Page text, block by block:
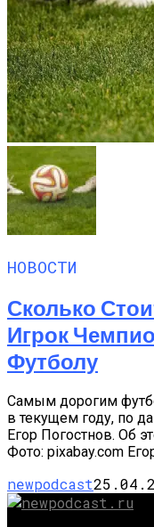
НОВОСТИ
Сколько
Игрок
Футболу
Самым дорогим
в текущем году, по
Егор Погостнов. Об
Фото: pixabay.com
newpodcast